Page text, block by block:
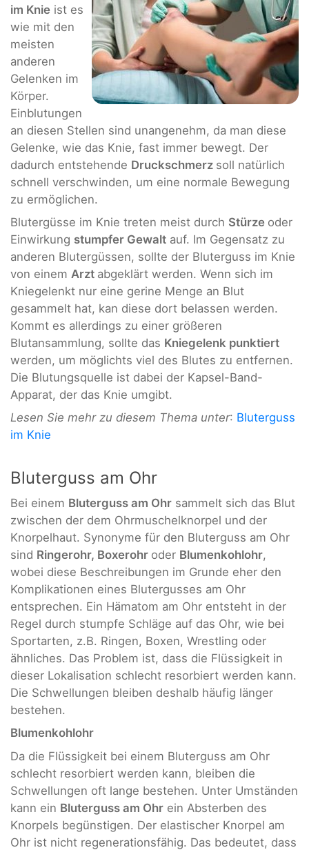
im Knie ist es
wie mit den
meisten
anderen
Gelenken im
Körper.
Einblutungen
an diesen Stellen sind unangenehm, da man diese
Gelenke, wie das Knie, fast immer bewegt. Der
dadurch entstehende Druckschmerz soll natürlich
schnell verschwinden, um eine normale Bewegung
zu ermöglichen.
Blutergüsse im Knie treten meist durch Stürze oder
Einwirkung stumpfer Gewalt auf. Im Gegensatz zu
anderen Blutergüssen, sollte der Bluterguss im Knie
von einem Arzt abgeklärt werden. Wenn sich im
Kniegelenkt nur eine gerine Menge an Blut
gesammelt hat, kan diese dort belassen werden.
Kommt es allerdings zu einer größeren
Blutansammlung, sollte das Kniegelenk punktiert
werden, um möglichts viel des Blutes zu entfernen.
Die Blutungsquelle ist dabei der Kapsel-Band-
Apparat, der das Knie umgibt.
Lesen Sie mehr zu diesem Thema unter: Bluterguss
im Knie
Bluterguss am Ohr
Bei einem Bluterguss am Ohr sammelt sich das Blut
zwischen der dem Ohrmuschelknorpel und der
Knorpelhaut. Synonyme für den Bluterguss am Ohr
sind Ringerohr, Boxerohr oder Blumenkohlohr,
wobei diese Beschreibungen im Grunde eher den
Komplikationen eines Blutergusses am Ohr
entsprechen. Ein Hämatom am Ohr entsteht in der
Regel durch stumpfe Schläge auf das Ohr, wie bei
Sportarten, z.B. Ringen, Boxen, Wrestling oder
ähnliches. Das Problem ist, dass die Flüssigkeit in
dieser Lokalisation schlecht resorbiert werden kann.
Die Schwellungen bleiben deshalb häufig länger
bestehen.
Blumenkohlohr
Da die Flüssigkeit bei einem Bluterguss am Ohr
schlecht resorbiert werden kann, bleiben die
Schwellungen oft lange bestehen. Unter Umständen
kann ein Bluterguss am Ohr ein Absterben des
Knorpels begünstigen. Der elastischer Knorpel am
Ohr ist nicht regenerationsfähig. Das bedeutet, dass